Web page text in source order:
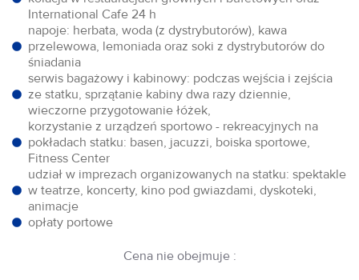
International Cafe 24 h
napoje: herbata, woda (z dystrybutorów), kawa
przelewowa, lemoniada oraz soki z dystrybutorów do
śniadania
serwis bagażowy i kabinowy: podczas wejścia i zejścia
ze statku, sprzątanie kabiny dwa razy dziennie,
wieczorne przygotowanie łóżek,
korzystanie z urządzeń sportowo - rekreacyjnych na
pokładach statku: basen, jacuzzi, boiska sportowe,
Fitness Center
udział w imprezach organizowanych na statku: spektakle
w teatrze, koncerty, kino pod gwiazdami, dyskoteki,
animacje
opłaty portowe
Cena nie obejmuje :